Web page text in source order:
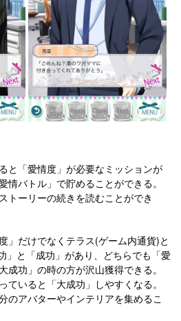
と「愛情度」が必要なミッションが
情バトル」で貯めることができる。
トーリーの続きを読むことができ
」だけでなくテラス(ゲーム内通貨)と
」と「成功」があり、どちらでも「愛
成功」の時の方が沢山獲得できる。
ていると「大成功」しやすくなる。
のアバターやインテリアを集めるこ